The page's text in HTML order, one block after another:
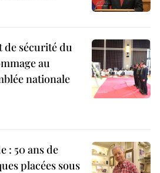
de sécurité du
au
nationale
: 50 ans de
placées sous